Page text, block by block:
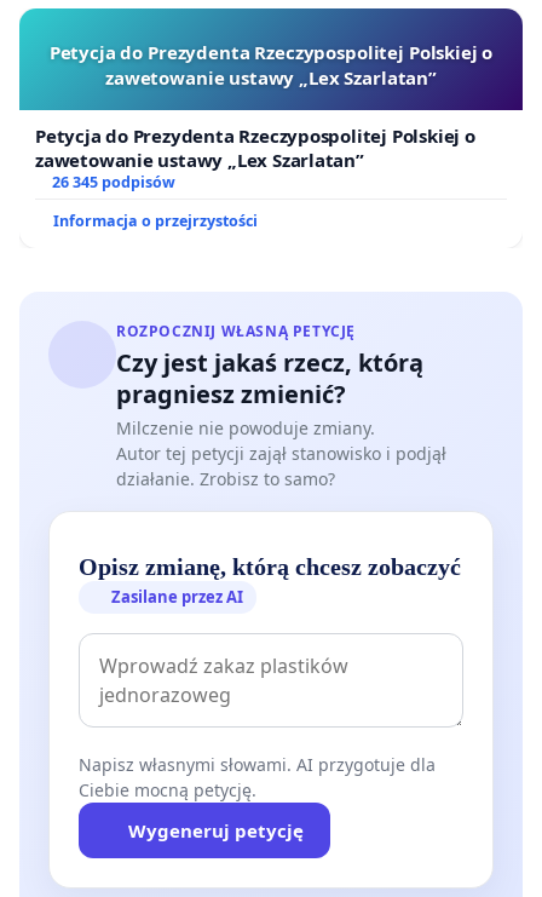
Petycja do Prezydenta Rzeczypospolitej Polskiej o
zawetowanie ustawy „Lex Szarlatan”
Petycja do Prezydenta Rzeczypospolitej Polskiej o
zawetowanie ustawy „Lex Szarlatan”
26 345 podpisów
Informacja o przejrzystości
ROZPOCZNIJ WŁASNĄ PETYCJĘ
Czy jest jakaś rzecz, którą
pragniesz zmienić?
Milczenie nie powoduje zmiany.
Autor tej petycji zajął stanowisko i podjął
działanie. Zrobisz to samo?
Opisz zmianę, którą chcesz zobaczyć
Zasilane przez AI
Napisz własnymi słowami. AI przygotuje dla
Ciebie mocną petycję.
Wygeneruj petycję